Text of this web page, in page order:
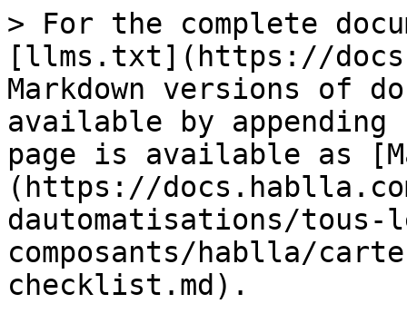
> For the complete
[llms.txt](https://
Markdown versions of
available by
page is available as
(https://
dautomatisations/tous-
composants/hablla/
checklist.md).